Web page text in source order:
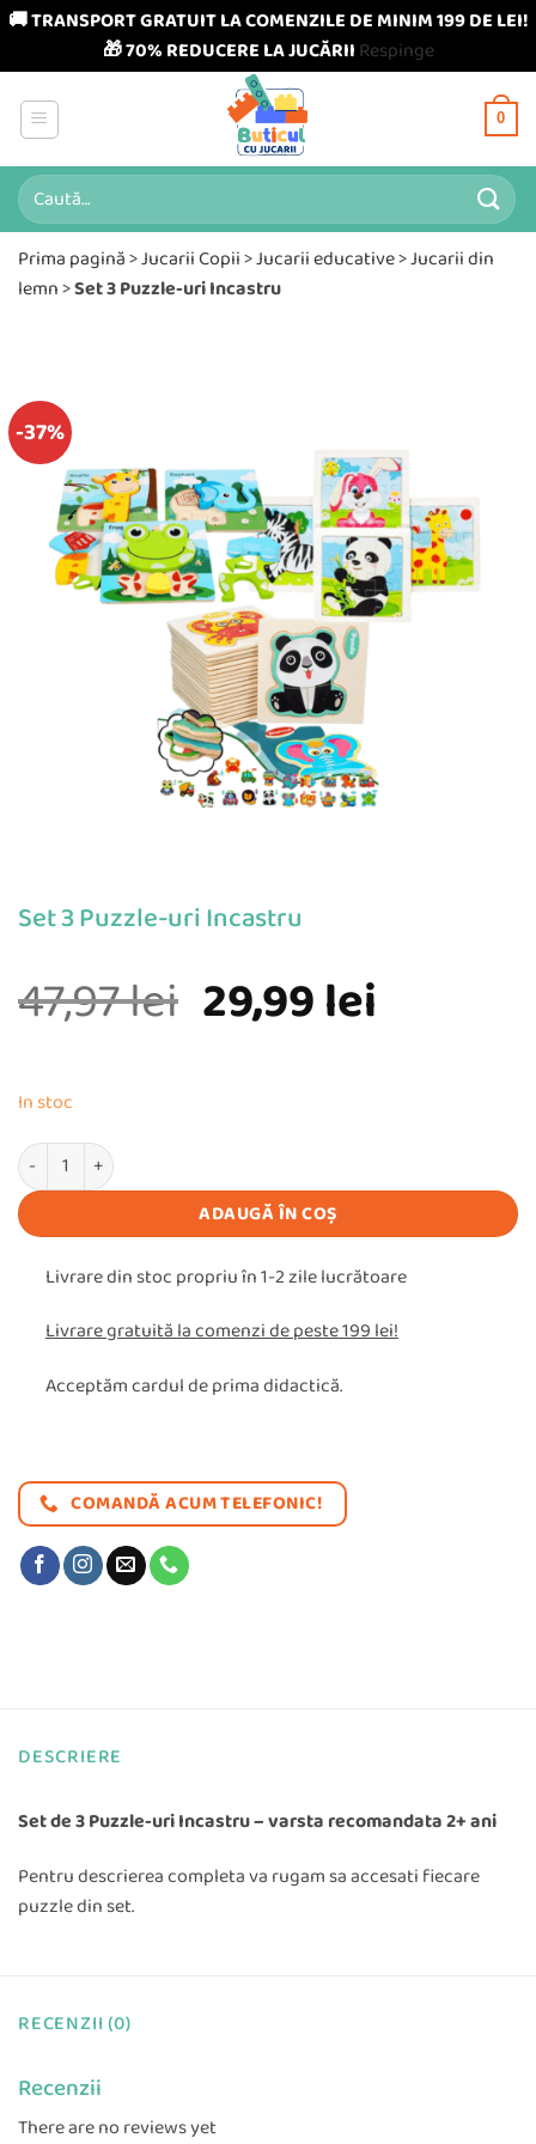
🚚 TRANSPORT GRATUIT LA COMENZILE DE MINIM 199 DE LEI!
🎁 70% REDUCERE LA JUCĂRII Respinge
content
0
Caută
după:
Prima pagină>Jucarii Copii>Jucarii educative>Jucarii din
lemn>Set 3 Puzzle-uri Incastru
-37%
Set 3 Puzzle-uri Incastru
47,97lei Prețul
47,97 lei.
29,99lei
In stoc
Cantitate Set 3 Puzzle-uri Incastru
ADAUGĂ ÎN COȘ
Livrare din stoc propriu în 1-2 zile lucrătoare
Livrare gratuită la comenzi de peste 199 lei!
Acceptăm cardul de prima didactică.
COMANDĂ ACUM TELEFONIC!
DESCRIERE
Set de 3 Puzzle-uri Incastru – varsta recomandata 2+ ani
Pentru descrierea completa va rugam sa accesati fiecare
puzzle din set.
RECENZII (0)
Recenzii
There are no reviews yet